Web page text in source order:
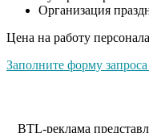
Организация
Цена на работу
Заполните форму
BTL-реклама